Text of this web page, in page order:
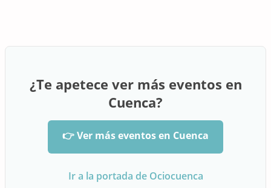
¿Te apetece ver más eventos en
Cuenca?
👉 Ver más eventos en Cuenca
Ir a la portada de Ociocuenca